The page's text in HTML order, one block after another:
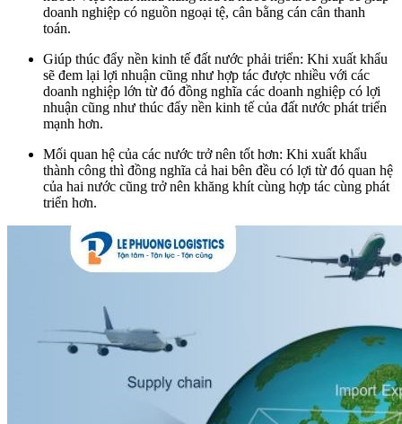
doanh nghiệp có nguồn ngoại tệ, cân bằng cán cân thanh
toán.
Giúp thúc đẩy nền kinh tế đất nước phải triển: Khi xuất khẩu
sẽ đem lại lợi nhuận cũng như hợp tác được nhiều với các
doanh nghiệp lớn từ đó đồng nghĩa các doanh nghiệp có lợi
nhuận cũng như thúc đẩy nền kinh tế của đất nước phát triển
mạnh hơn.
Mối quan hệ của các nước trở nên tốt hơn: Khi xuất khẩu
thành công thì đồng nghĩa cả hai bên đều có lợi từ đó quan hệ
của hai nước cũng trở nên khăng khít cùng hợp tác cùng phát
triển hơn.